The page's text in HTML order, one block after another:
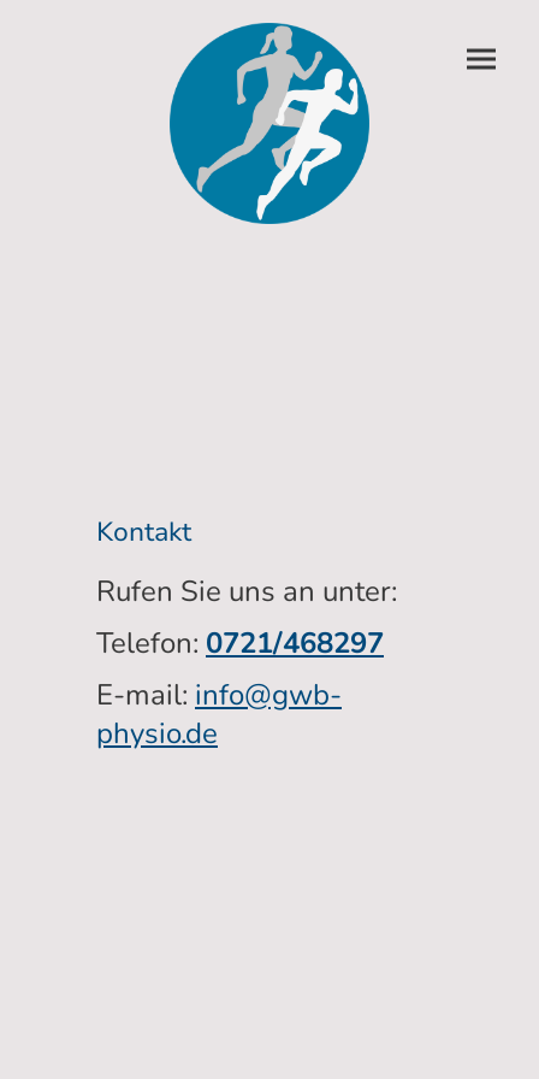
Kontakt
Rufen Sie uns an unter:
Telefon: 0721/468297
E-mail: info@gwb-
physio.de